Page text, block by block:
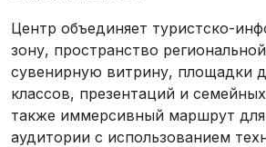
Центр объединяет туристско-
зону, пространство
сувенирную витрину, площадки
классов, презентаций и
также иммерсивный маршрут
аудитории с использованием